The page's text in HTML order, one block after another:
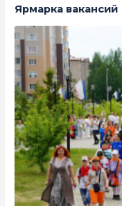
Ярмарка вакансий